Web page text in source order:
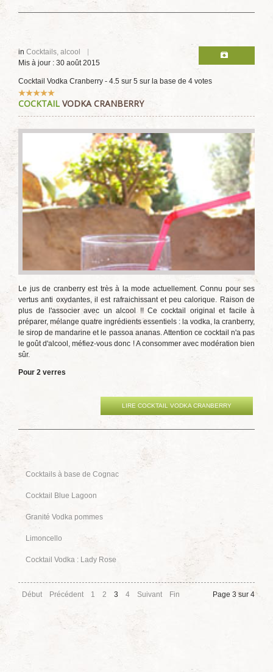
in Cocktails, alcool
Mis à jour : 30 août 2015
Cocktail Vodka Cranberry - 4.5 sur 5 sur la base de 4 votes
Vote
utilisateur:5 /5
COCKTAIL VODKA CRANBERRY
Le jus de cranberry est très à la mode actuellement. Connu pour ses
vertus anti oxydantes, il est rafraichissant et peu calorique. Raison de
plus de l'associer avec un alcool !! Ce cocktail original et facile à
préparer, mélange quatre ingrédients essentiels : la vodka, la cranberry,
le sirop de mandarine et le passoa ananas. Attention ce cocktail n'a pas
le goût d'alcool, méfiez-vous donc ! A consommer avec modération bien
sûr.
Pour 2 verres
LIRE COCKTAIL VODKA CRANBERRY
Cocktails à base de Cognac
Cocktail Blue Lagoon
Granité Vodka pommes
Limoncello
Cocktail Vodka : Lady Rose
Page 3 sur 4
Début Précédent 1 2 3 4 Suivant Fin